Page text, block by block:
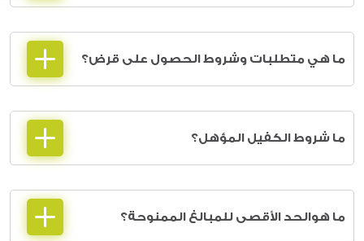
ما هي متطلبات وشروط الحصول على قرض؟
ما شروط الكفيل المؤهل؟
ما هوالحد الأقصى للمبالغ الممنوحة؟